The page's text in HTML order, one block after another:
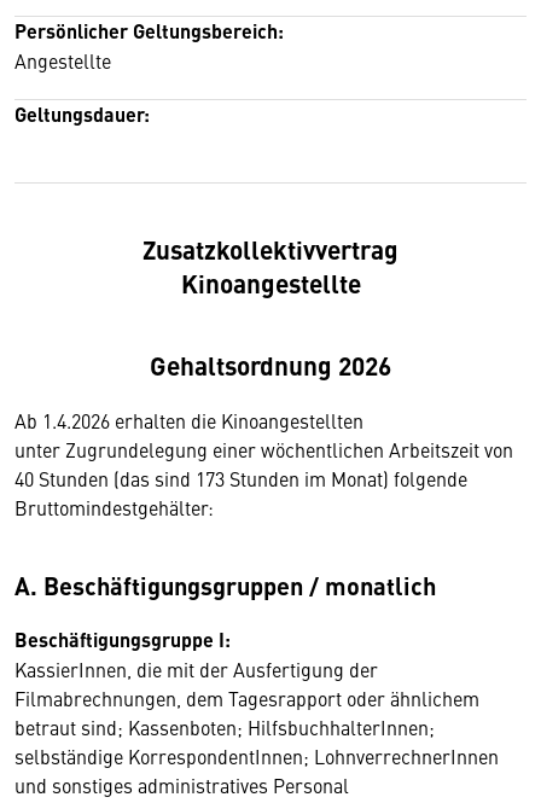
Persönlicher Geltungsbereich:
Angestellte
Geltungsdauer:
Zusatzkollektivvertrag
Kinoangestellte
Gehaltsordnung 2026
Ab 1.4.2026 erhalten die Kinoangestellten
unter Zugrundelegung einer wöchentlichen Arbeitszeit von
40 Stunden (das sind 173 Stunden im Monat) folgende
Bruttomindestgehälter:
A. Beschäftigungsgruppen / monatlich
Beschäftigungsgruppe I:
KassierInnen, die mit der Ausfertigung der
Filmabrechnungen, dem Tagesrapport oder ähnlichem
betraut sind; Kassenboten; HilfsbuchhalterInnen;
selbständige KorrespondentInnen; LohnverrechnerInnen
und sonstiges administratives Personal